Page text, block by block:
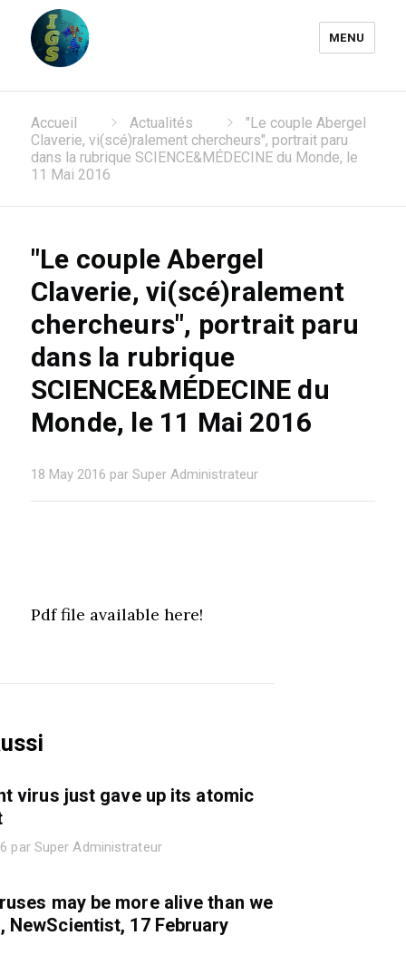
Génomique et Structurale
MENU
Accueil Actualités
"Le couple Abergel
Claverie, vi(scé)ralement chercheurs", portrait paru
dans la rubrique SCIENCE&MÉDECINE du Monde, le
11 Mai 2016
"Le couple Abergel
Claverie, vi(scé)ralement
chercheurs", portrait paru
dans la rubrique
SCIENCE&MÉDECINE du
Monde, le 11 Mai 2016
18 May 2016 par Super Administrateur
Pdf file available here!
virus just gave up its atomic
par Super Administrateur
may be more alive than we
NewScientist, 17 February